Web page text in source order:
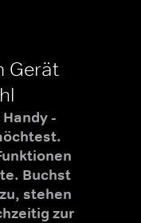
Gerät
-
Buchst
stehen
zur